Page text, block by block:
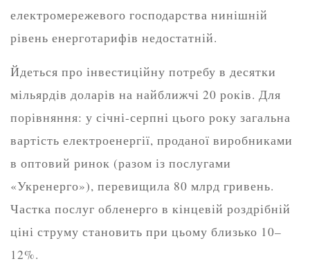
електромережевого господарства нинішній
рівень енерготарифів недостатній.
Йдеться про інвестиційну потребу в десятки
мільярдів доларів на найближчі 20 років. Для
порівняння: у січні-серпні цього року загальна
вартість електроенергії, проданої виробниками
в оптовий ринок (разом із послугами
«Укренерго»), перевищила 80 млрд гривень.
Частка послуг обленерго в кінцевій роздрібній
ціні струму становить при цьому близько 10–
12%.